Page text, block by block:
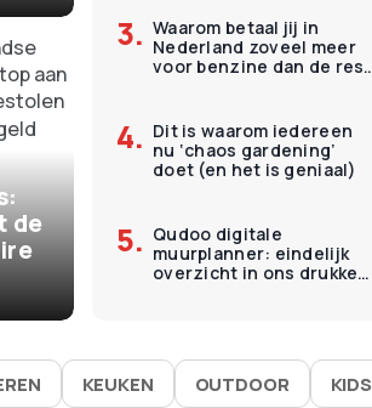
kosten
en dat is precies
werken
de
Waarom betaal jij in
Nederland zoveel meer
voor benzine dan de rest
Dit is waarom iedereen
nu ‘chaos gardening’
doet (en het is geniaal)
Qudoo digitale
muurplanner: eindelijk
overzicht in ons drukke
KEUKEN OUTDOOR KIDS